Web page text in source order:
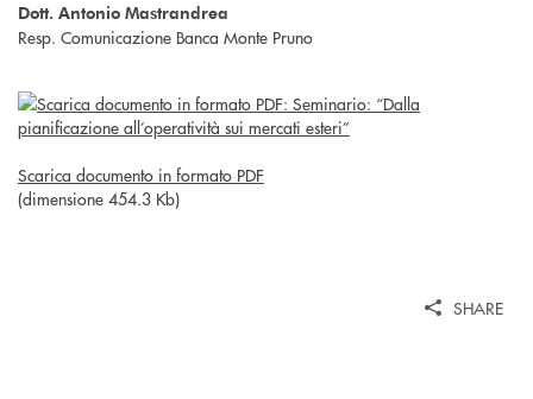
Dott. Antonio Mastrandrea
Resp. Comunicazione Banca Monte Pruno
Scarica documento in formato PDF
(dimensione 454.3 Kb)
SHARE